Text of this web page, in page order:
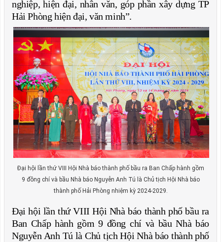
nghiệp, hiện đại, nhân văn, góp phần xây dựng TP
Hải Phòng hiện đại, văn minh”.
Đại hội lần thứ VIII Hội Nhà báo thành phố bầu ra Ban Chấp hành gồm
9 đồng chí và bầu Nhà báo Nguyễn Anh Tú là Chủ tịch Hội Nhà báo
thành phố Hải Phòng nhiệm kỳ 2024-2029.
Đại hội lần thứ VIII Hội Nhà báo thành phố bầu ra
Ban Chấp hành gồm 9 đồng chí và bầu Nhà báo
Nguyễn Anh Tú là Chủ tịch Hội Nhà báo thành phố